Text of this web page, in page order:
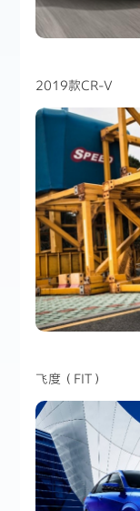
2019款CR-V
飞度（FIT）